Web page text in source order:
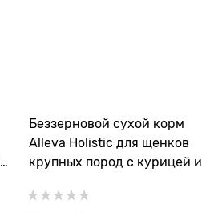
Беззерновой сухой корм
Alleva Holistic для щенков
крупных пород с курицей и
& Duck Maxi)